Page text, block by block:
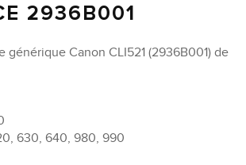
2936B001
générique Canon CLI521 (2936B001) de
630, 640, 980, 990